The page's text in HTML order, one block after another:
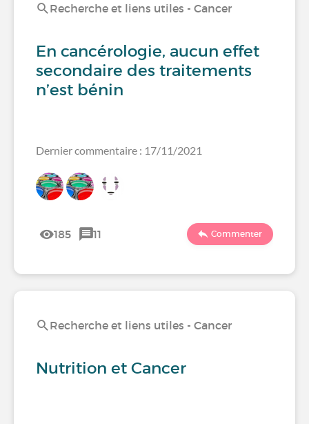
Recherche et liens utiles - Cancer
En cancérologie, aucun effet
secondaire des traitements
n’est bénin
Dernier commentaire : 17/11/2021
185 11 Commenter
Recherche et liens utiles - Cancer
Nutrition et Cancer